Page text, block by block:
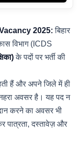
2025: बिहार
विभाग (ICDS
के पदों पर भर्ती की
हैं और अपने जिले में ही
अवसर है। यह पद न
करने का अवसर भी
दस्तावेज़ और